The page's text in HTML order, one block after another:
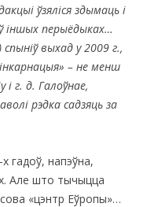
ўзяліся здымаць і
іншых перыёдыках…
) спыніў выхад у 2009 г.,
– не менш
г. д. Галоўнае,
рэдка садзяць за
гадоў, напэўна,
Але што тычыцца
«цэнтр Еўропы»…